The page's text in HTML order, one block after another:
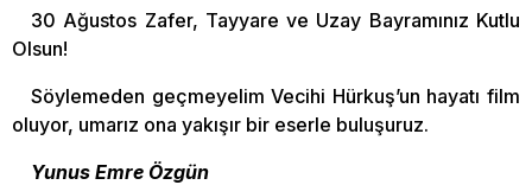
30 Ağustos Zafer, Tayyare ve Uzay Bayramınız Kutlu
Olsun!
Söylemeden geçmeyelim Vecihi Hürkuş’un hayatı film
oluyor, umarız ona yakışır bir eserle buluşuruz.
Yunus Emre Özgün